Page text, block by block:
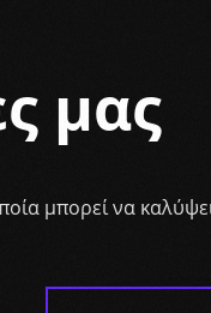
μας
μπορεί να